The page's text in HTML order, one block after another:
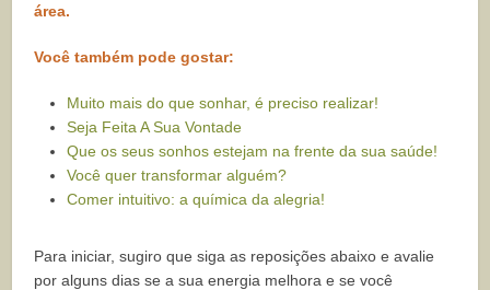
área.
Você também pode gostar:
Muito mais do que sonhar, é preciso realizar!
Seja Feita A Sua Vontade
Que os seus sonhos estejam na frente da sua saúde!
Você quer transformar alguém?
Comer intuitivo: a química da alegria!
Para iniciar, sugiro que siga as reposições abaixo e avalie
por alguns dias se a sua energia melhora e se você